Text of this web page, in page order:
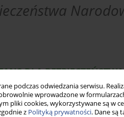
podczas odwiedzania serwisu.
wprowadzone w
pliki cookies, wykorzystywane są w
z Polityką prywatności. Dane są
DLA
STRATEGII
W LATACH 2014 ORAZ 2020